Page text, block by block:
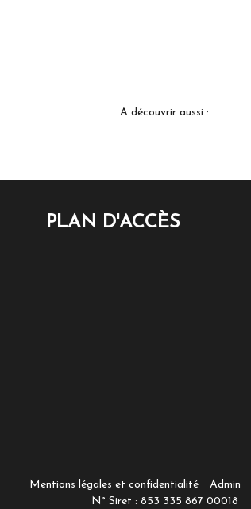
A découvrir aussi :
PLAN D'ACCÈS
Mentions légales et confidentialité Admin
N° Siret : 853 335 867 00018